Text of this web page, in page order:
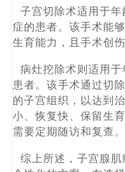
子宫切除术适用于
症的患者。该手术能
生育能力，且手术创
病灶挖除术则适用
患者。该手术通过切
的子宫组织，以达到
小、恢复快、保留生
需要定期随访和复查。
综上所述，子宫腺